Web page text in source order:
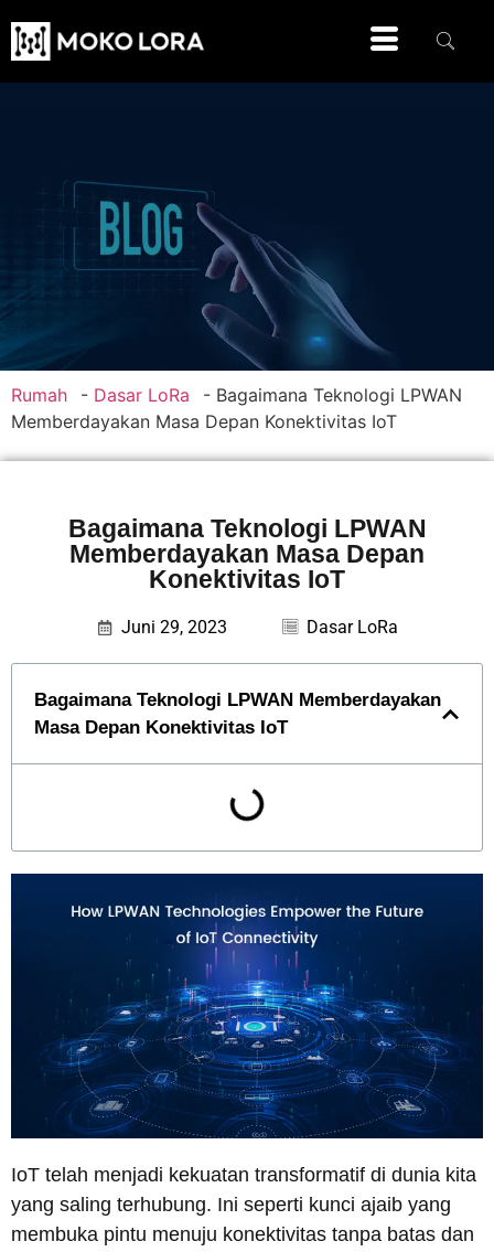
Rumah - Dasar LoRa - Bagaimana Teknologi LPWAN
Memberdayakan Masa Depan Konektivitas IoT
Bagaimana Teknologi LPWAN
Memberdayakan Masa Depan
Konektivitas IoT
Juni 29, 2023 Dasar LoRa
Bagaimana Teknologi LPWAN Memberdayakan
Masa Depan Konektivitas IoT
IoT telah menjadi kekuatan transformatif di dunia kita
yang saling terhubung. Ini seperti kunci ajaib yang
membuka pintu menuju konektivitas tanpa batas dan